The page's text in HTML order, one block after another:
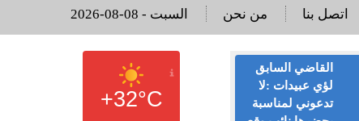
2026-08-08 - السبت من نحن اتصل بنا
القاضي السابق
لؤي عبيدات :لا
تدعوني لمناسبة
الحياصات ينفي
صحة انباء صدور
نتائج الثانوية العامة
+32°C